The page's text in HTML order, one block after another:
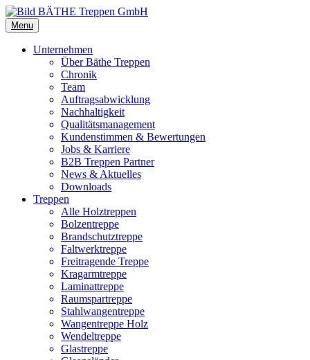
Menu
Unternehmen
Über Bäthe Treppen
Chronik
Team
Auftragsabwicklung
Nachhaltigkeit
Qualitätsmanagement
Kundenstimmen & Bewertungen
Jobs & Karriere
B2B Treppen Partner
News & Aktuelles
Downloads
Treppen
Alle Holztreppen
Bolzentreppe
Brandschutztreppe
Faltwerktreppe
Freitragende Treppe
Kragarmtreppe
Laminattreppe
Raumspartreppe
Stahlwangentreppe
Wangentreppe Holz
Wendeltreppe
Glastreppe